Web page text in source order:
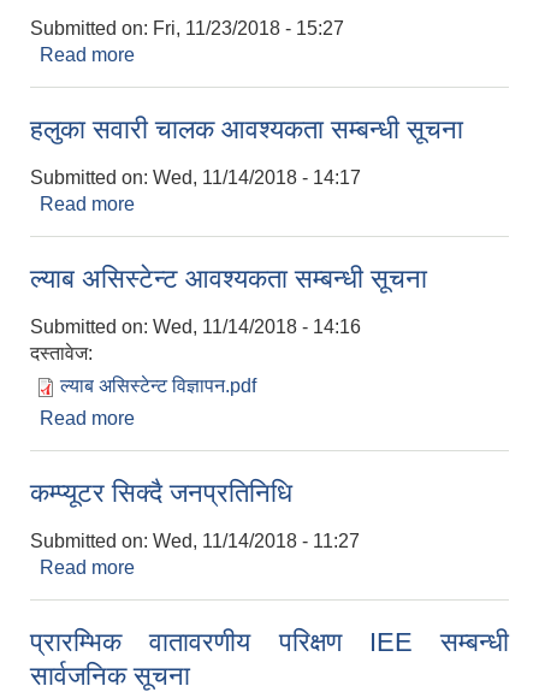
Submitted on: Fri, 11/23/2018 - 15:27
Read more
हलुका सवारी चालक आवश्यकता सम्बन्धी सूचना
Submitted on: Wed, 11/14/2018 - 14:17
Read more
ल्याब असिस्टेन्ट आवश्यकता सम्बन्धी सूचना
Submitted on: Wed, 11/14/2018 - 14:16
दस्तावेज:
ल्याब असिस्टेन्ट विज्ञापन.pdf
Read more
कम्प्यूटर सिक्दै जनप्रतिनिधि
Submitted on: Wed, 11/14/2018 - 11:27
Read more
प्रारम्भिक वातावरणीय परिक्षण IEE सम्बन्धी
सार्वजनिक सूचना